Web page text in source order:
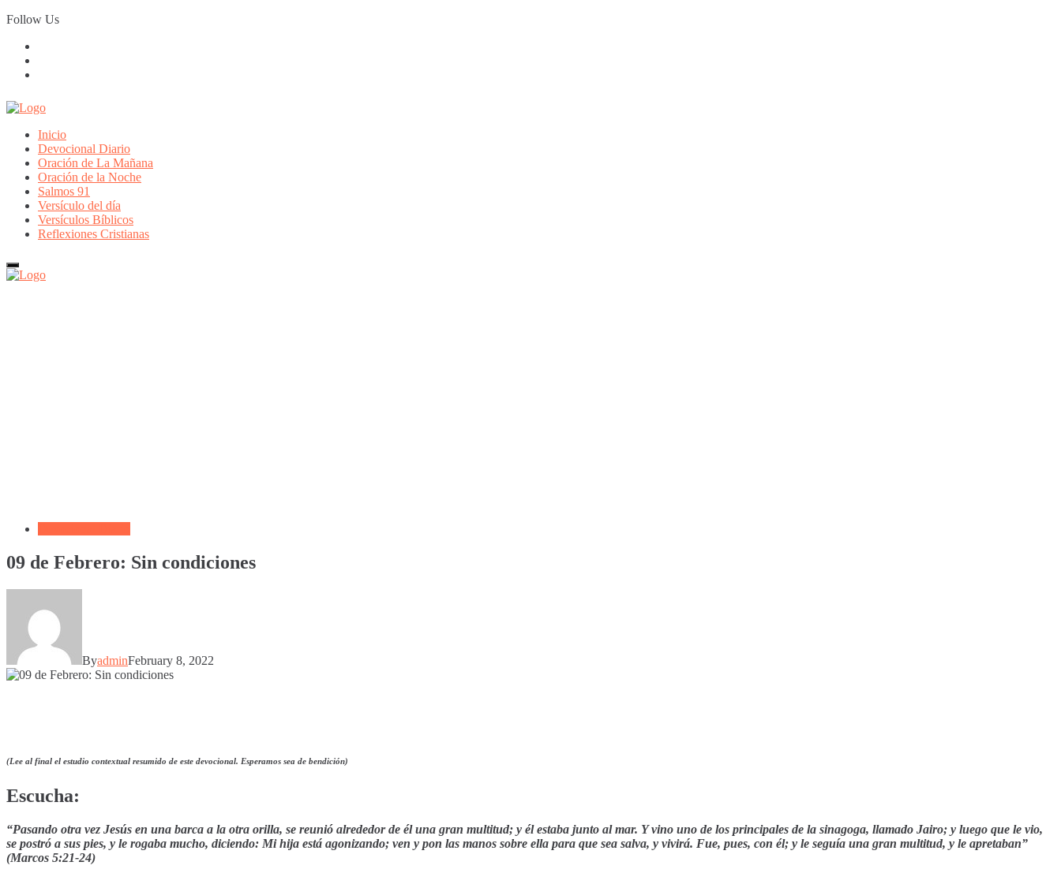
Skip
to
Follow Us
Inicio
Devocional Diario
Oración de La Mañana
Oración de la Noche
Salmos 91
Versículo del día
Versículos Bíblicos
Reflexiones Cristianas
09 de Febrero: Sin condiciones
ByadminFebruary 8, 2022
(Lee al final el estudio contextual resumido de este devocional. Esperamos sea de bendición)
Escucha:
“Pasando otra vez Jesús en una barca a la otra orilla, se reunió alrededor de él una gran multitud; y él estaba junto al mar. Y vino uno de los principales de la sinagoga, llamado Jairo; y luego que le vio,
se postró a sus pies, y le rogaba mucho, diciendo: Mi hija está agonizando; ven y pon las manos sobre ella para que sea salva, y vivirá. Fue, pues, con él; y le seguía una gran multitud, y le apretaban”
(Marcos 5:21-24)